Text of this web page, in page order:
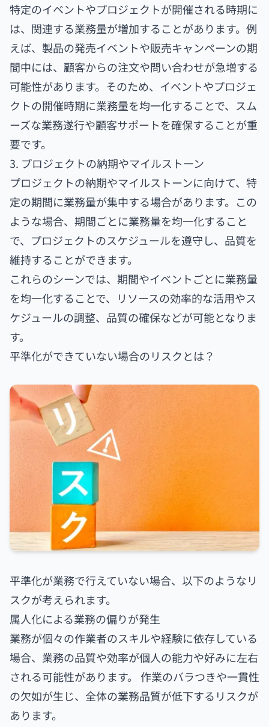
特定のイベントやプロジェクトが開催される時期に
は、関連する業務量が増加することがあります。例
えば、製品の発売イベントや販売キャンペーンの期
間中には、顧客からの注文や問い合わせが急増する
可能性があります。そのため、イベントやプロジェ
クトの開催時期に業務量を均一化することで、スム
ーズな業務遂行や顧客サポートを確保することが重
要です。
3. プロジェクトの納期やマイルストーン
プロジェクトの納期やマイルストーンに向けて、特
定の期間に業務量が集中する場合があります。この
ような場合、期間ごとに業務量を均一化すること
で、プロジェクトのスケジュールを遵守し、品質を
維持することができます。
これらのシーンでは、期間やイベントごとに業務量
を均一化することで、リソースの効率的な活用やス
ケジュールの調整、品質の確保などが可能となりま
す。
平準化ができていない場合のリスクとは？
平準化が業務で行えていない場合、以下のようなリ
スクが考えられます。
属人化による業務の偏りが発生
業務が個々の作業者のスキルや経験に依存している
場合、業務の品質や効率が個人の能力や好みに左右
される可能性があります。 作業のバラつきや一貫性
の欠如が生じ、全体の業務品質が低下するリスクが
あります。